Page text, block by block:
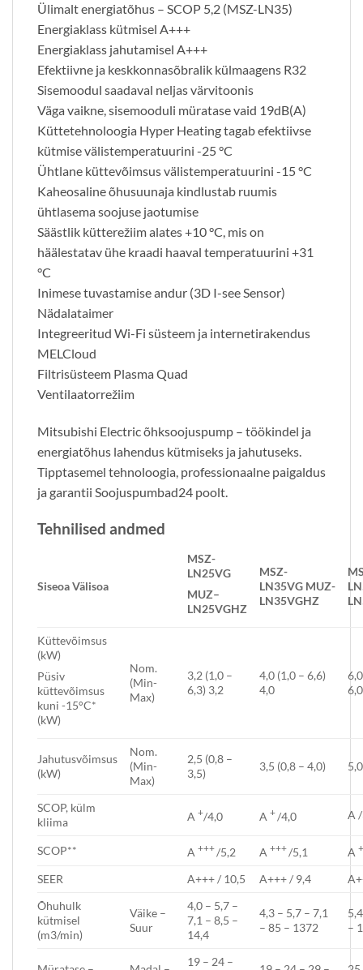
Ülimalt energiatõhus – SCOP 5,2 (MSZ-LN35)
Energiaklass kütmisel A+++
Energiaklass jahutamisel A+++
Efektiivne ja keskkonnasõbralik külmaagens R32
Sisemoodul saadaval neljas värvitoonis
Väga vaikne, sisemooduli müratase vaid 19dB(A)
Küttetehnoloogia Hyper Heating tagab efektiivse
kütmise välistemperatuurini -25 °C
Ühtlane küttevõimsus välistemperatuurini -15 °C
Kaheosaline õhusuunaja kindlustab ruumis
ühtlasema soojuse jaotumise
Säästlik kütterežiim alates +10 °C, mis on
häälestatav ühe kraadi haaval temperatuurini +31
°C
Inimese tuvastamise andur (3D I-see Sensor)
Nädalataimer
Integreeritud Wi-Fi süsteem ja internetirakendus
MELCloud
Filtrisüsteem Plasma Quad
Ventilaatorrežiim
Mitsubishi Electric õhksoojuspump – töökindel ja
energiatõhus lahendus kütmiseks ja jahutuseks.
Tipptasemel tehnoloogia, professionaalne paigaldus
ja garantii Soojuspumbad24 poolt.
Tehnilised andmed
SiseoaVälisoa
MSZ-
LN25VG
MUZ–
LN25VGHZ
MSZ-
LN35VG MUZ-
LN35VGHZ
Küttevõimsus
(kW)
Püsiv
küttevõimsus
kuni -15°C*
(kW)
Nom.
(Min-
Max)
3,2 (1,0 –
6,3) 3,2
4,0 (1,0 – 6,6)
4,0
6,0
Jahutusvõimsus
(kW)
Nom.
(Min-
Max)
2,5 (0,8 –
3,5)
3,5 (0,8 – 4,0)
SCOP, külm
kliima
A+/4,0 A+/4,0 A
SCOP** A+++/5,2 A+++/5,1 A
SEER A+++ / 10,5 A+++ / 9,4
Õhuhulk
kütmisel
(m3/min)
Väike –
Suur
4,0 – 5,7 –
7,1 – 8,5 –
14,4
4,3 – 5,7 – 7,1
– 85 – 1372
–
19 – 24 –